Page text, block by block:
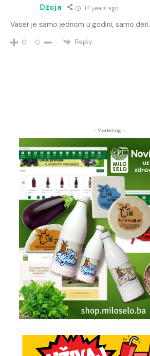
Džoja 14 years ago
Vaser je samo jednom u godini, samo deri.
0 0 Reply
- Marketing -